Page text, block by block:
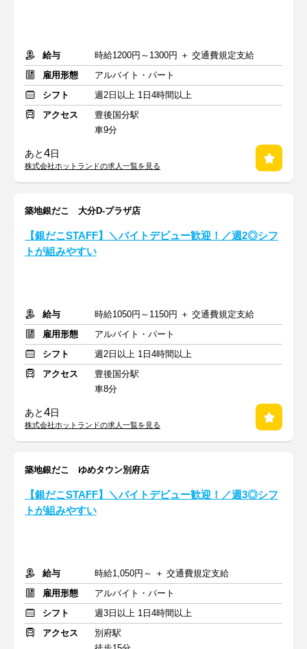
給与
時給1200円～1300円 ＋ 交通費規定支給
雇用形態
アルバイト・パート
シフト
週2日以上 1日4時間以上
アクセス
豊後国分駅
車9分
あと4日
株式会社ホットランドの求人一覧を見る
築地銀だこ 大分D-プラザ店
【銀だこSTAFF】＼バイトデビュー歓迎！／週2◎シフ
トが組みやすい
給与
時給1050円～1150円 ＋ 交通費規定支給
雇用形態
アルバイト・パート
シフト
週2日以上 1日4時間以上
アクセス
豊後国分駅
車8分
あと4日
株式会社ホットランドの求人一覧を見る
築地銀だこ ゆめタウン別府店
【銀だこSTAFF】＼バイトデビュー歓迎！／週3◎シフ
トが組みやすい
給与
時給1,050円～ ＋ 交通費規定支給
雇用形態
アルバイト・パート
シフト
週3日以上 1日4時間以上
アクセス
別府駅